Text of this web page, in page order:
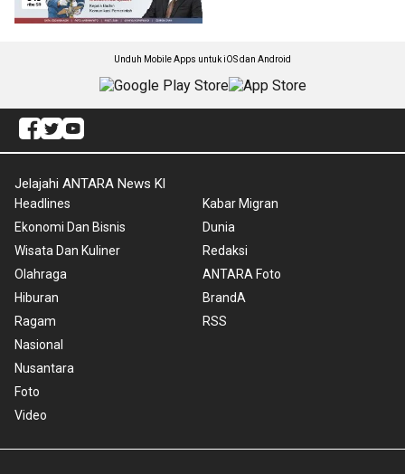
Unduh Mobile Apps untuk iOS dan Android
Jelajahi ANTARA News Kl
Headlines
Ekonomi Dan Bisnis
Wisata Dan Kuliner
Olahraga
Hiburan
Ragam
Nasional
Nusantara
Foto
Video
Kabar Migran
Dunia
Redaksi
ANTARA Foto
BrandA
RSS